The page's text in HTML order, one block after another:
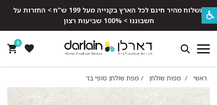
משלוח מהיר חינם לכל הארץ בקנייה מעל 199 ש"ח > החזרות על
חשבוננו > 100% שביעות רצון
0
ראשי / מפות שולחן / מפת שולחן סופי בז'